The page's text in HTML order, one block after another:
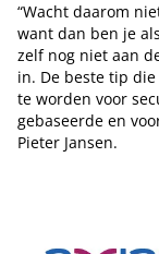
“Wacht daarom
want dan ben je
zelf nog niet aan
in. De beste tip
te worden voor
gebaseerde en
Pieter Jansen.